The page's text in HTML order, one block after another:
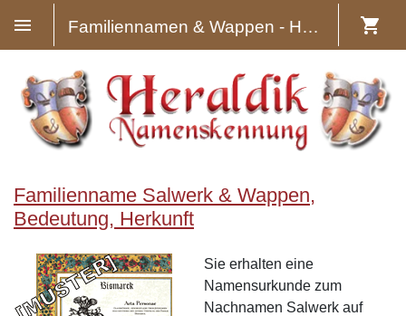
Familiennamen & Wappen - Heraldik
Familienname Salwerk & Wappen,
Bedeutung, Herkunft
Sie erhalten eine
Namensurkunde zum
Nachnamen Salwerk auf